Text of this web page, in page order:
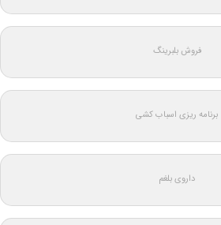
فروش بلبرینگ
برنامه ریزی اسباب کشی
داروی بلغم